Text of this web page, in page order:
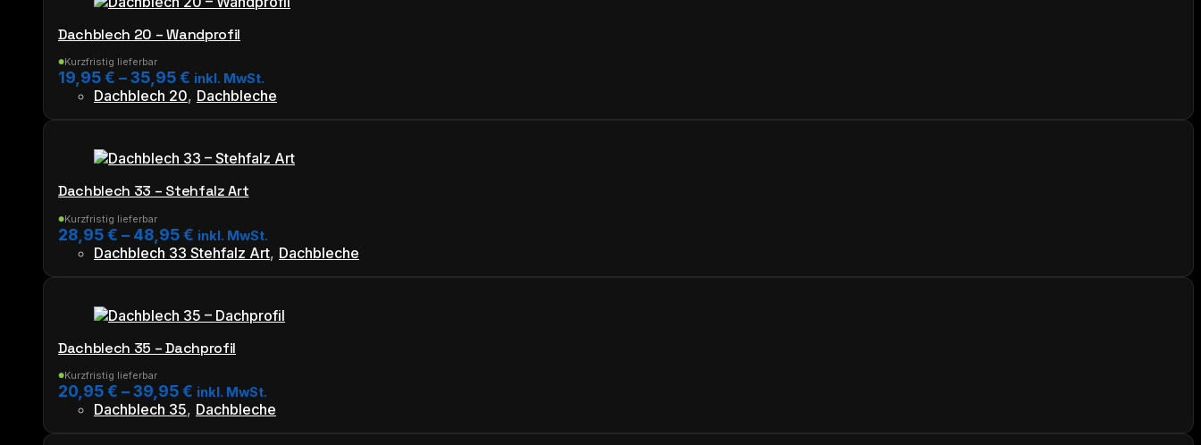
mehrere
Varianten
auf.
Die
Optionen
können
Produktseite
gewählt
werden
Dachblech 20 – Wandprofil
●Kurzfristig lieferbar
19,95€ –35,95€ inkl. MwSt.
Dachblech 20, Dachbleche
mehrere
Varianten
auf.
Die
Optionen
können
Produktseite
gewählt
werden
Dachblech 33 – Stehfalz Art
●Kurzfristig lieferbar
28,95€ – 48,95€ inkl. MwSt.
Dachblech 33 Stehfalz Art, Dachbleche
mehrere
Varianten
auf.
Die
Optionen
können
Dachblech 35 – Dachprofil
●Kurzfristig lieferbar
20,95€ –39,95€ inkl. MwSt.
Dachblech 35, Dachbleche